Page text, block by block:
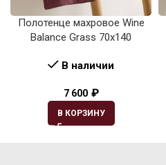
Полотенце махровое Wine
Balance Grass 70х140
В наличии
7 600 ₽
В КОРЗИНУ